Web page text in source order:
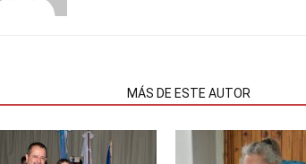
MÁS DE ESTE AUTOR